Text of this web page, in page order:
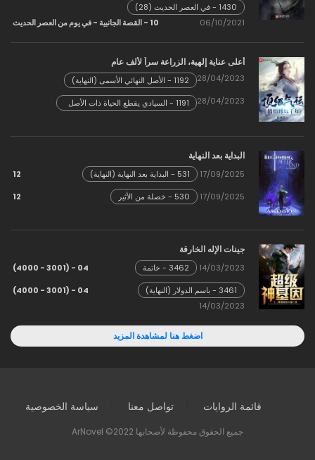
1430 - في العصر الحديث (28)
10 - القصة الجانبية - في يوم من العصر الحديث
06/10/2021
أعلى عناية إلهية، الزراعة سراً لألف عام
1192 - الأصل النهائي الأسمى (النهاية) 28/04/2023
1191 - السيادي يقطع الحياة ذات الأصل
العظيم
28/04/2023
البداية بعد النهاية
531 - البداية بعد النهاية (النهاية) 12 17/09/2025
530 - خصلة من الأثير 12 17/09/2025
جينات الإله الخارقة
3462 - خاتمة 04 - (3001 - 4000) 14/03/2023
3461 - باسم الدولار (النهاية)
04 - (3001 - 4000)
14/03/2023
اضغط هنا لمشاهدة المزيد
قائمة الروايات تواصل معنا سياسة الخصوصية
جميع الحقوق محفوظة لأصحابها ArNovel ©2022